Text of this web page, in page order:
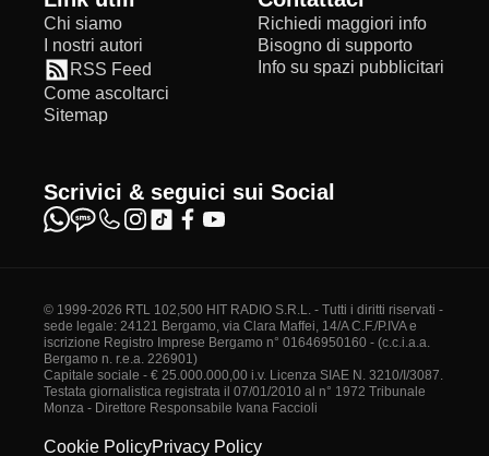
Chi siamo
I nostri autori
RSS Feed
Come ascoltarci
Sitemap
Richiedi maggiori info
Bisogno di supporto
Info su spazi pubblicitari
Scrivici & seguici sui Social
© 1999-2026 RTL 102,500 HIT RADIO S.R.L. - Tutti i diritti riservati -
sede legale: 24121 Bergamo, via Clara Maffei, 14/A C.F./P.IVA e
iscrizione Registro Imprese Bergamo n° 01646950160 - (c.c.i.a.a.
Bergamo n. r.e.a. 226901)
Capitale sociale - € 25.000.000,00 i.v. Licenza SIAE N. 3210/I/3087.
Testata giornalistica registrata il 07/01/2010 al n° 1972 Tribunale
Monza - Direttore Responsabile Ivana Faccioli
Cookie PolicyPrivacy Policy